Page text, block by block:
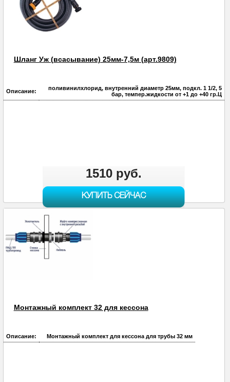
Шланг Уж (всасывание) 25мм-7,5м (арт.9809)
Описание:
поливинилхлорид, внутренний диаметр 25мм, подкл. 1 1/2, 5
бар, темпер.жидкости от +1 до +40 гр.Ц
1510 руб.
КУПИТЬ СЕЙЧАС
Монтажный комплект 32 для кессона
Описание: Монтажный комплект для кессона для трубы 32 мм